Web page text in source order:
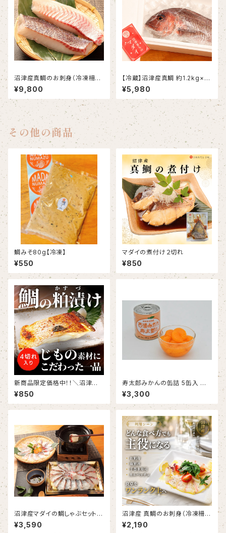
沼津産真鯛のお刺身（冷凍柵）
約130g×10袋
¥9,800
【冷蔵】沼津産真鯛 約1.2kg×2
尾（ウロコ・内臓・エラ処理済み）
¥5,980
その他の商品
鯛みそ80g【冷凍】
¥550
マダイの煮付け２切れ
¥850
新商品限定価格中！！＼沼津の
旨味を凝縮！／ 沼津産真鯛の極
上粕漬け 100g×2切れ（切り
身）
¥850
寿太郎みかんの缶詰 5缶入 み
かん缶詰め
¥3,300
沼津産マダイの鯛しゃぶセット
鯛だし付き(メッセージカード・の
し対応可能)
¥3,590
沼津産 真鯛のお刺身（冷凍柵）
約130g×2袋
¥2,190